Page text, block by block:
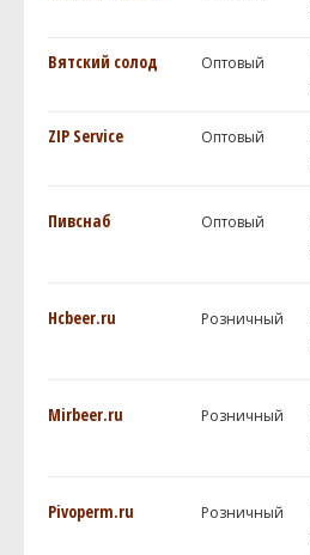
Вятский солод Оптовый
ZIP Service Оптовый
Пивснаб Оптовый
Hcbeer.ru Розничный
Mirbeer.ru Розничный
Pivoperm.ru Розничный